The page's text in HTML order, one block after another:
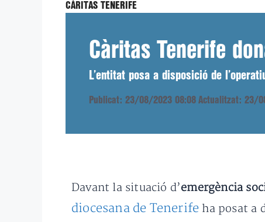
CÀRITAS TENERIFE
Càritas Tenerife
L’entitat posa a disposició de
Publicat: 23/08/2023 08:08 Actualitzat: 23/
Davant la situació d’emergència
diocesana de Tenerife ha posat a